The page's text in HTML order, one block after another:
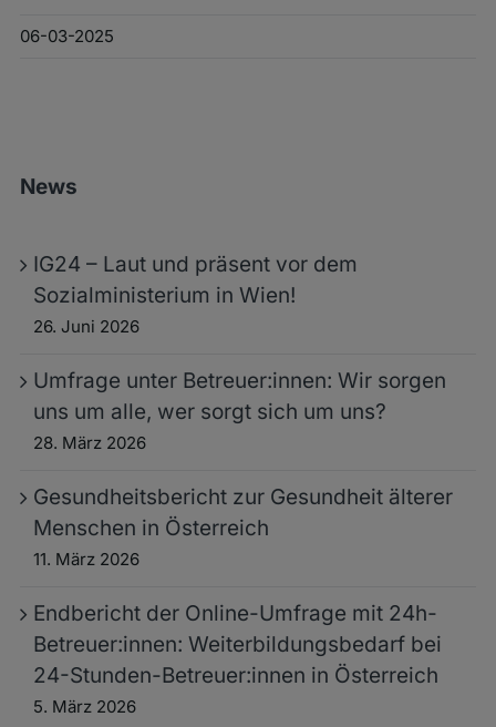
06-03-2025
News
IG24 – Laut und präsent vor dem
Sozialministerium in Wien!
26. Juni 2026
Umfrage unter Betreuer:innen: Wir sorgen
uns um alle, wer sorgt sich um uns?
28. März 2026
Gesundheitsbericht zur Gesundheit älterer
Menschen in Österreich
11. März 2026
Endbericht der Online-Umfrage mit 24h-
Betreuer:innen: Weiterbildungsbedarf bei
24-Stunden-Betreuer:innen in Österreich
5. März 2026